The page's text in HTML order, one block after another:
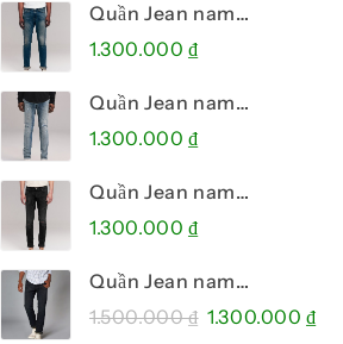
Quần Jean nam
Abercrombie & Fitch AF-
US-J46 DISTRESSED
SUPER SKINNY JEANS
1.300.000 ₫
Quần Jean nam
Abercrombie & Fitch AF-
US-J60 Super Skinny
Jeans
1.300.000 ₫
Quần Jean nam
Abercrombie & Fitch AF-
US-J57 Skinny Jeans
Black
1.300.000 ₫
Quần Jean nam
Abercrombie & Fitch AF-
US-J09 Slim Straight
1.500.000₫ Giá
1.300.000₫